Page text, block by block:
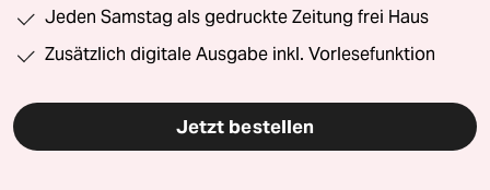
Jeden Samstag als gedruckte Zeitung frei Haus
Zusätzlich digitale Ausgabe inkl. Vorlesefunktion
Jetzt bestellen